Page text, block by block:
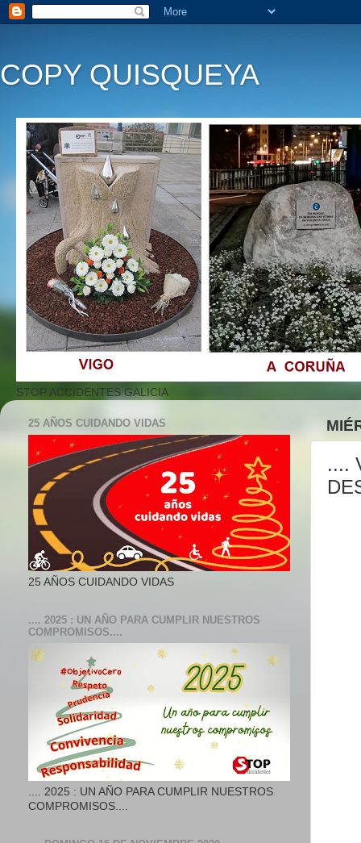
COPY QUISQUEYA
STOP ACCIDENTES GALICIA
....
25 AÑOS CUIDANDO VIDAS
25 AÑOS CUIDANDO VIDAS
.... 2025 : UN AÑO PARA CUMPLIR NUESTROS
COMPROMISOS....
.... 2025 : UN AÑO PARA CUMPLIR NUESTROS
COMPROMISOS....